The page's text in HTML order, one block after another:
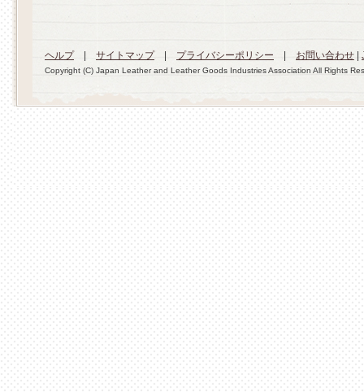
ヘルプ| サイトマップ| プライバシーポリシー お問い合わせ
Copyright (C) Japan Leather and Leather Goods Industries Association All Rights